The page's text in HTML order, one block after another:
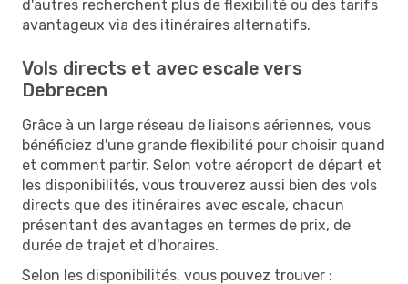
d'autres recherchent plus de flexibilité ou des tarifs
avantageux via des itinéraires alternatifs.
Vols directs et avec escale vers
Debrecen
Grâce à un large réseau de liaisons aériennes, vous
bénéficiez d'une grande flexibilité pour choisir quand
et comment partir. Selon votre aéroport de départ et
les disponibilités, vous trouverez aussi bien des vols
directs que des itinéraires avec escale, chacun
présentant des avantages en termes de prix, de
durée de trajet et d'horaires.
Selon les disponibilités, vous pouvez trouver :